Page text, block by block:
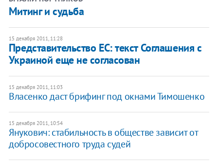
​Митинг и судьба
15 декабря 2011, 11:28
​Представительство ЕС: текст Соглашения с
Украиной еще не согласован
15 декабря 2011, 11:03
​Власенко даст брифинг под окнами Тимошенко
15 декабря 2011, 10:54
Янукович: стабильность в обществе зависит от
добросовестного труда судей